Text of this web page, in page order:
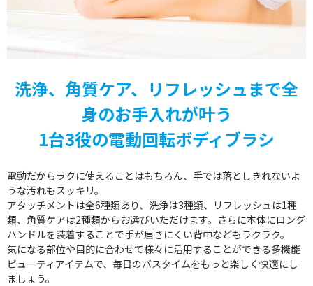
洗浄、角質ケア、リフレッシュまで全
身のお手入れが叶う
1台3役の電動回転ボディブラシ
電動だからラクに使えることはもちろん、手では落としきれないよ
うな汚れもスッキリ。
アタッチメントは全6種類あり、洗浄は3種類、リフレッシュは1種
類、角質ケアは2種類からお選びいただけます。さらに本体にロング
ハンドルを装着することで手が届きにくい背中などもラクラク。
気になる部位や目的に合わせて様々に活用することができる多機能
ビューティアイテムで、毎日のバスタイムをもっと楽しく快適にし
ましょう。